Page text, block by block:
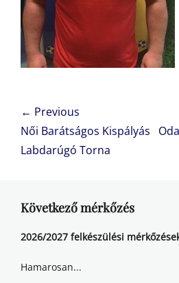
Bejegyzés
navigáció
← Previous
Previous
post:
Női Barátságos Kispályás
Labdarúgó Torna
Next
Következő mérkőzés
2026/2027 felkészülési
Hamarosan...